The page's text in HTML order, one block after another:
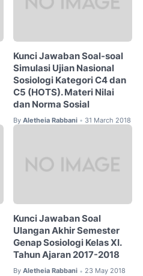
Kunci Jawaban Soal-soal
Simulasi Ujian Nasional
Sosiologi Kategori C4 dan
C5 (HOTS). Materi Nilai
dan Norma Sosial
By Aletheia Rabbani • 31 March 2018
Kunci Jawaban Soal
Ulangan Akhir Semester
Genap Sosiologi Kelas XI.
Tahun Ajaran 2017-2018
By Aletheia Rabbani • 23 May 2018